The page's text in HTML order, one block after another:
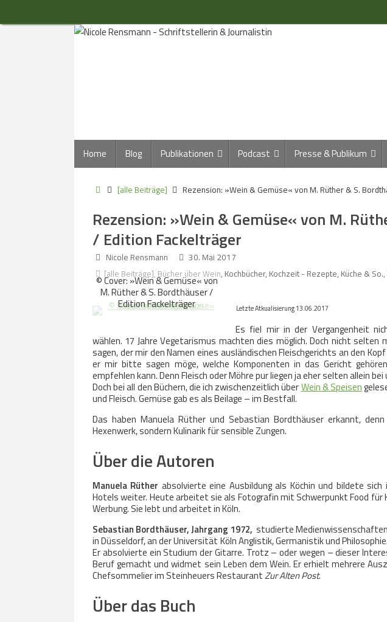
Inhalt
Inhalt
springen
Home Blog Publikationen Podcast Presse & Publikum
Start[alle Beiträge] Rezension: »Wein & Gemüse« von M. Rüther & S.
Rezension: »Wein & Gemüse« von M.
/ Edition Fackelträger
Nicole Rensmann
30. Mai 2017
[alle Beiträge], Bücher über Wein, Kochbücher, Kochzeit - Rezepte, Küche & So.,
© Cover: »Wein & Gemüse« von
M. Rüther & S. Bordthäuser /
Edition Fackelträger
Letzte Atkualisierung 13.06.2017
Es fiel mir in der Vergangenheit
wählen. 17 Jahre Vegetarismus machten dies möglich. Doch nicht selten
sagen, der mir den Namen eines ausländischen Fleischgerichts an den
er mir bitte sagen möge, welche Komponenten in das Gericht
empfehlen kann. Denn Fleisch oder Möhre pur liegen ja eher selten allein
Doch bei all den Büchern, die ich zwischenzeitlich überWein & Speisen
und Fleisch. Gemüse gab es als Beilage – im Bestfall.
Das haben Manuela Rüther und Sebastian Bordthäuser erkannt, denn
Hexenwerk, sondern Kulinarik für sensible Zungen.
Über die Autoren
Manuela Rüther absolvierte eine Ausbildung als Köchin und bildete
Hotels weiter. Heute arbeitet sie als Fotografin mit Schwerpunkt Food für
Werbung. Sie lebt und arbeitet in Köln.
Sebastian Bordthäuser, Jahrgang 1972, studierte Medienwissenschaften
in Düsseldorf, an der Universität Köln Anglistik, Germanistik und Philosophie.
Er absolvierte ein Studium der Gitarre. Trotz – oder wegen – dieser
Beruf gemacht und widmet sein Leben dem Wein. Er erhielt mehrere
Chefsommelier im Steinheuers RestaurantZur Alten Post.
Über das Buch